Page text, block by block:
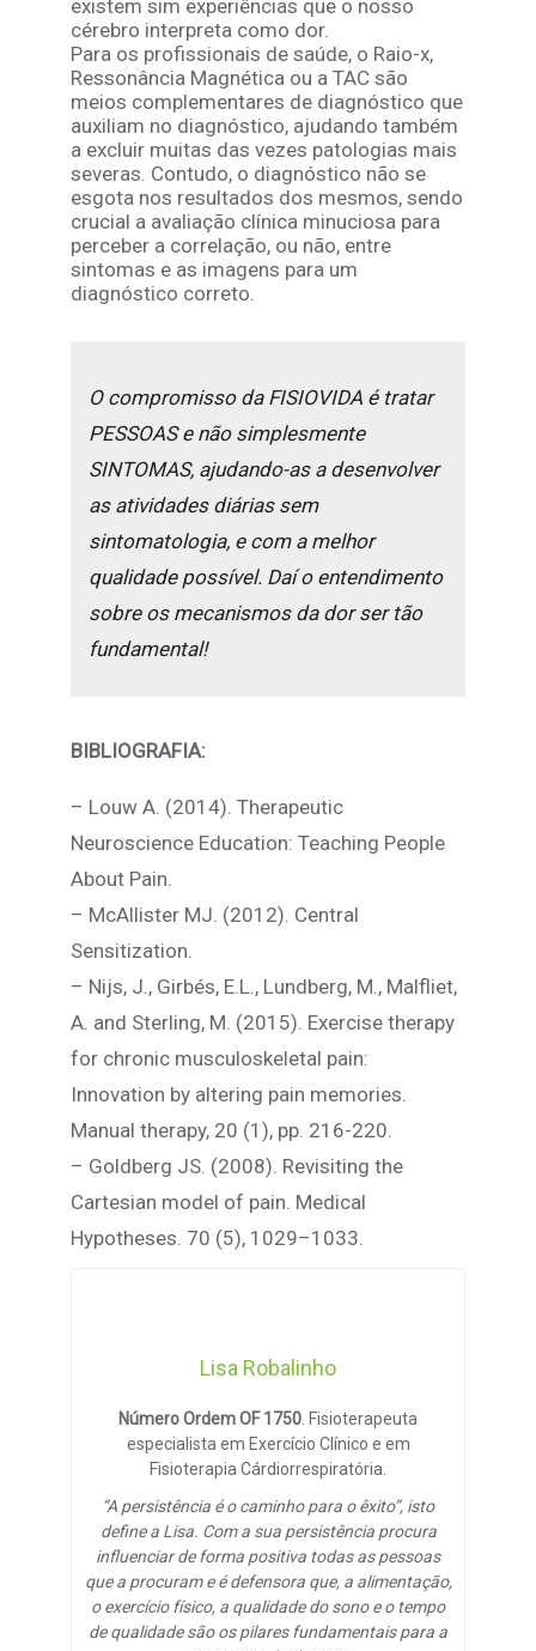
existem sim experiências que o nosso
cérebro interpreta como dor.
Para os profissionais de saúde, o Raio-x,
Ressonância Magnética ou a TAC são
meios complementares de diagnóstico que
auxiliam no diagnóstico, ajudando também
a excluir muitas das vezes patologias mais
severas. Contudo, o diagnóstico não se
esgota nos resultados dos mesmos, sendo
crucial a avaliação clínica minuciosa para
perceber a correlação, ou não, entre
sintomas e as imagens para um
diagnóstico correto.
O compromisso da FISIOVIDA é tratar
PESSOAS e não simplesmente
SINTOMAS, ajudando-as a desenvolver
as atividades diárias sem
sintomatologia, e com a melhor
qualidade possível. Daí o entendimento
sobre os mecanismos da dor ser tão
fundamental!
BIBLIOGRAFIA:
– Louw A. (2014). Therapeutic
Neuroscience Education: Teaching People
About Pain.
– McAllister MJ. (2012). Central
Sensitization.
– Nijs, J., Girbés, E.L., Lundberg, M., Malfliet,
A. and Sterling, M. (2015). Exercise therapy
for chronic musculoskeletal pain:
Innovation by altering pain memories.
Manual therapy, 20 (1), pp. 216-220.
– Goldberg JS. (2008). Revisiting the
Cartesian model of pain. Medical
Hypotheses. 70 (5), 1029–1033.
Lisa Robalinho
Número Ordem OF 1750 . Fisioterapeuta
especialista em Exercício Clínico e em
Fisioterapia Cárdiorrespiratória.
“A persistência é o caminho para o êxito”, isto
define a Lisa. Com a sua persistência procura
influenciar de forma positiva todas as pessoas
que a procuram e é defensora que, a alimentação,
o exercício físico, a qualidade do sono e o tempo
de qualidade são os pilares fundamentais para a